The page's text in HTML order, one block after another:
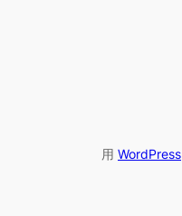
用 WordPress